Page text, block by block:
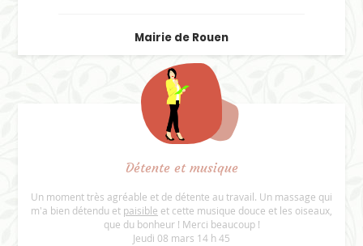
Mairie de Rouen
Détente et musique
Un moment très agréable et de détente au travail. Un massage qui
m'a bien détendu et paisible et cette musique douce et les oiseaux,
que du bonheur ! Merci beaucoup !
Jeudi 08 mars 14 h 45